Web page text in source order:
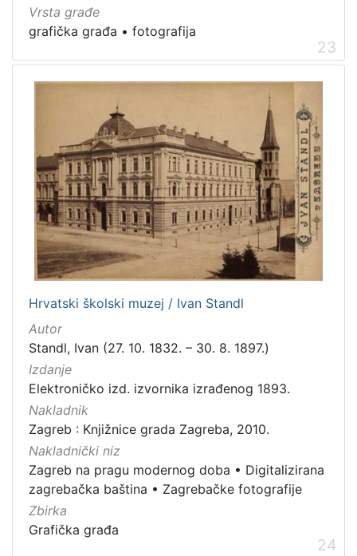
Vrsta građe
grafička građa • fotografija
23
Hrvatski školski muzej / Ivan Standl
Autor
Standl, Ivan (27. 10. 1832. – 30. 8. 1897.)
Izdanje
Elektroničko izd. izvornika izrađenog 1893.
Nakladnik
Zagreb : Knjižnice grada Zagreba, 2010.
Nakladnički niz
Zagreb na pragu modernog doba • Digitalizirana
zagrebačka baština • Zagrebačke fotografije
Zbirka
Grafička građa
24